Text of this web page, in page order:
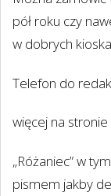
pół roku czy
w dobrych
Telefon do
więcej na
„Różaniec” w
pismem jakby